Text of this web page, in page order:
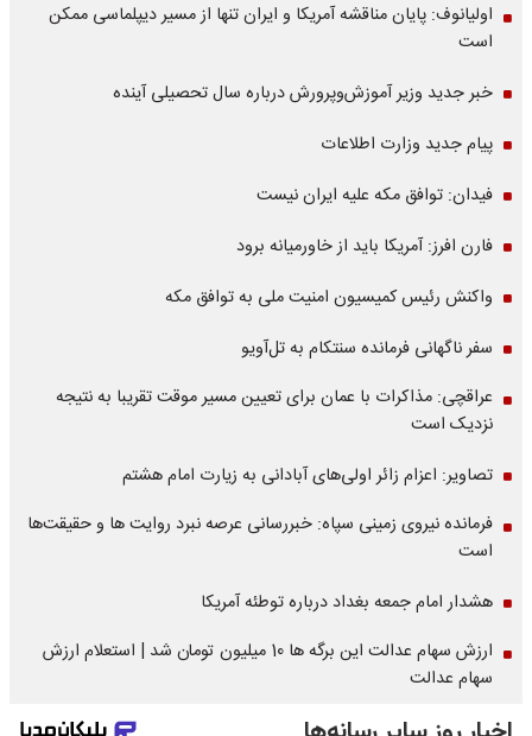
اولیانوف: پایان مناقشه آمریکا و ایران تنها از مسیر دیپلماسی ممکن
است
خبر جدید وزیر آموزش‌وپرورش درباره سال تحصیلی آینده
پیام جدید وزارت اطلاعات
فیدان: توافق مکه علیه ایران نیست
فارن افرز: آمریکا باید از خاورمیانه برود
واکنش رئیس کمیسیون امنیت ملی به توافق مکه
سفر ناگهانی فرمانده سنتکام به تل‌آویو
عراقچی: مذاکرات با عمان برای تعیین مسیر موقت تقریبا به نتیجه
نزدیک است
تصاویر: اعزام زائر اولی‌های آبادانی به زیارت امام هشتم
فرمانده نیروی زمینی سپاه: خبررسانی عرصه نبرد روایت ها و حقیقت‌ها
است
هشدار امام جمعه بغداد درباره توطئه آمریکا
ارزش سهام عدالت این برگه ها 10 میلیون تومان شد | استعلام ارزش
سهام عدالت